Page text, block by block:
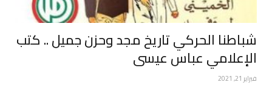
شباطنا الحركي تاريخ مجد وحزن جميل .. كتب
الإعلامي عباس عيسى
فبراير 21, 2021